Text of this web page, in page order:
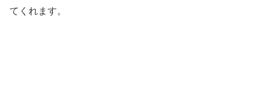
てくれます。